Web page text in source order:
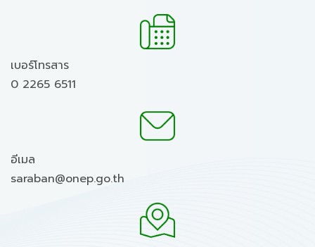
เบอร์โทรสาร
0 2265 6511
อีเมล
saraban@onep.go.th